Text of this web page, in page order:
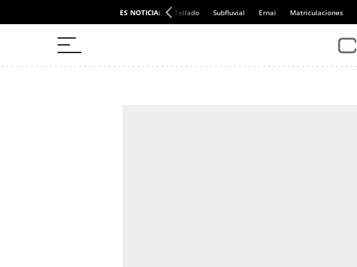
ES NOTICIA: Tellado Subfluvial Ernai Matriculaciones